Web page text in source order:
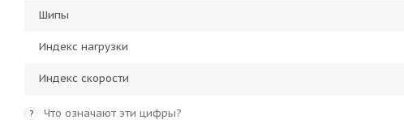
Шипы
Индекс нагрузки
Индекс скорости
? Что означают эти цифры?